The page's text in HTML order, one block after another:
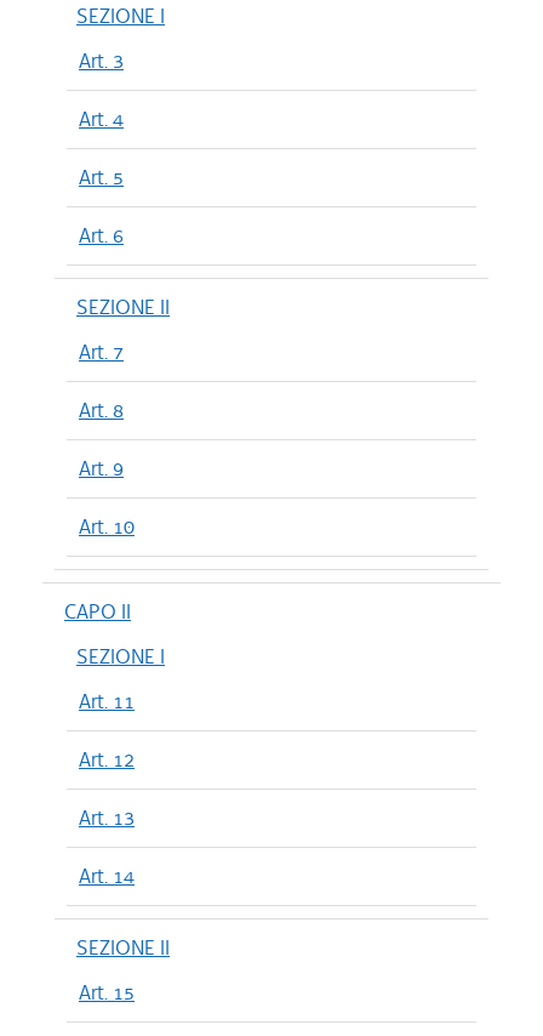
SEZIONE I
Art. 3
Art. 4
Art. 5
Art. 6
SEZIONE II
Art. 7
Art. 8
Art. 9
Art. 10
CAPO II
SEZIONE I
Art. 11
Art. 12
Art. 13
Art. 14
SEZIONE II
Art. 15